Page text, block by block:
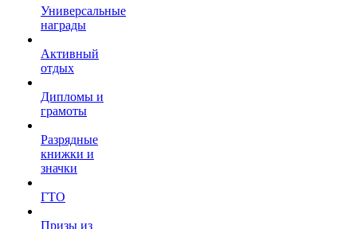
Универсальные
награды
Активный
отдых
Дипломы и
грамоты
Разрядные
книжки и
значки
ГТО
Призы из